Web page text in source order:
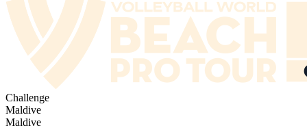
Challenge
Maldive
Maldive